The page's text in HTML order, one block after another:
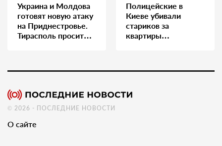
Украина и Молдова
готовят новую атаку
на Приднестровье.
Тирасполь просит
Полицейские в
Киеве убивали
стариков за
квартиры…
© 2026 - ПОСЛЕДНИЕ НОВОСТИ
О сайте